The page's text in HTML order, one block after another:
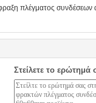
πλέγματος συνδέσεων
Στείλετε το